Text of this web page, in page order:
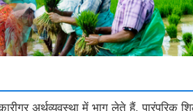
अर्थव्यवस्था में भाग लेते हैं, पारंपरिक